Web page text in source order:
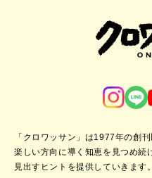
「クロワッサン」は1977年の創
楽しい方向に導く知恵を見つめ続
見出すヒントを提供していきます。